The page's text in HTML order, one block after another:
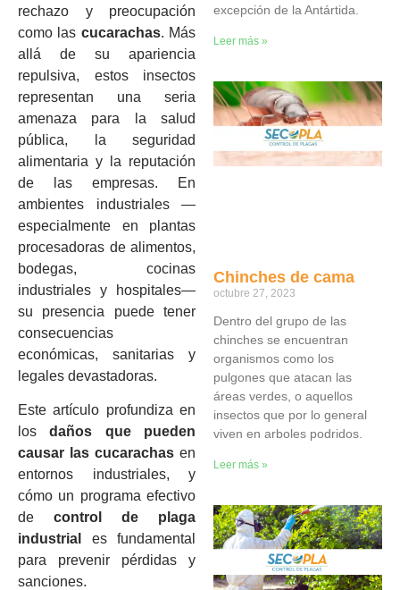
rechazo y preocupación
como las cucarachas. Más
allá de su apariencia
repulsiva, estos insectos
representan una seria
amenaza para la salud
pública, la seguridad
alimentaria y la reputación
de las empresas. En
ambientes industriales —
especialmente en plantas
procesadoras de alimentos,
bodegas, cocinas
industriales y hospitales—
su presencia puede tener
consecuencias
económicas, sanitarias y
legales devastadoras.
Este artículo profundiza en
losdaños que pueden
causar las cucarachas en
entornos industriales, y
cómo un programa efectivo
decontrol de plaga
industrial
es fundamental
para prevenir pérdidas y
sanciones.
excepción de la Antártida.
Leer más »
Chinches de cama
octubre 27, 2023
Dentro del grupo de las
chinches se encuentran
organismos como los
pulgones que atacan las
áreas verdes, o aquellos
insectos que por lo general
viven en arboles podridos.
Leer más »